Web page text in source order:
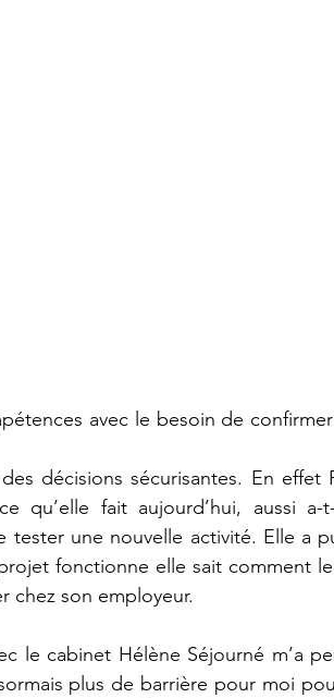
avec le besoin de
décisions sécurisantes. En effet
qu’elle fait aujourd’hui, aussi a-
tester une nouvelle activité. Elle a
fonctionne elle sait comment
chez son employeur.
le cabinet Hélène Séjourné m’a
plus de barrière pour moi